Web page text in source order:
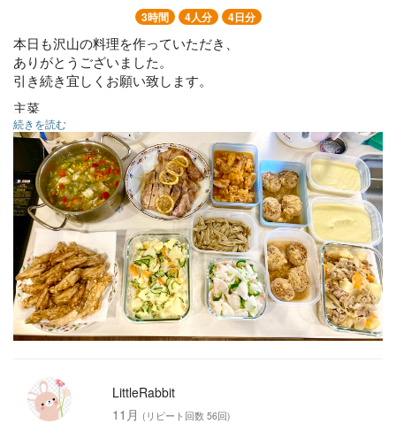
3時間 4人分 4日分
本日も沢山の料理を作っていただき、
ありがとうございました。
引き続き宜しくお願い致します。
主菜
鶏のチリソース☆
ポークソテー・レモンバターソース
スペアリブの甘辛唐揚げ☆
ハンバーグのみぞれ煮☆
副菜
鶏肉入りミネストローネ☆
さつまいものポタージュ☆
ベビーチーズのポテサラ
肉じゃが
かぶとツナのサラダ
きんぴらごぼう☆
続きを読む
LittleRabbit
11月 (リピート回数 56回)